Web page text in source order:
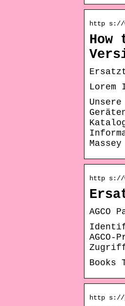
http s://
How
Lorem
http s://
AGCO
Books
http s://